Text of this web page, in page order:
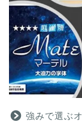
強みで選ぶ